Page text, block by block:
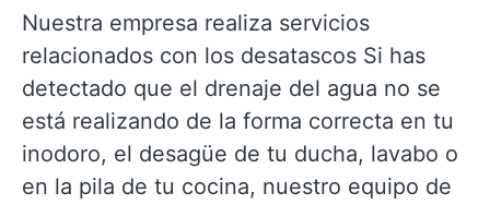
Nuestra empresa realiza servicios
relacionados con los desatascos Si has
detectado que el drenaje del agua no se
está realizando de la forma correcta en tu
inodoro, el desagüe de tu ducha, lavabo o
en la pila de tu cocina, nuestro equipo de